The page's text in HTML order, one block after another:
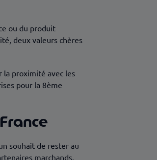
ou du produit
deux valeurs chères
la proximité avec les
pour la 8ème
souhait de rester au
marchands,